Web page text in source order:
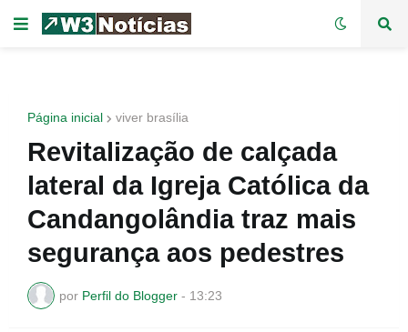
Página inicial viver brasília
Revitalização de calçada
lateral da Igreja Católica da
Candangolândia traz mais
segurança aos pedestres
por Perfil do Blogger - 13:23